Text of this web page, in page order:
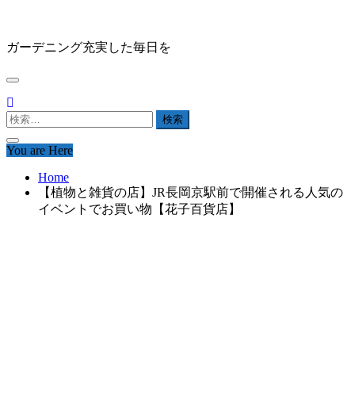
content
ガーデニング充実した毎日を
検
You are Here
Home
【植物と雑貨の店】JR長岡京駅前で開催される人気の
イベントでお買い物【花子百貨店】